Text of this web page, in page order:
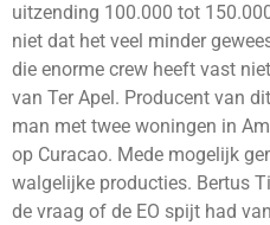
uitzending 100.000 tot
niet dat het veel minder
die enorme crew heeft vast
van Ter Apel. Producent van
man met twee woningen in
op Curacao. Mede mogelijk
walgelijke producties. Bertus
de vraag of de EO spijt had